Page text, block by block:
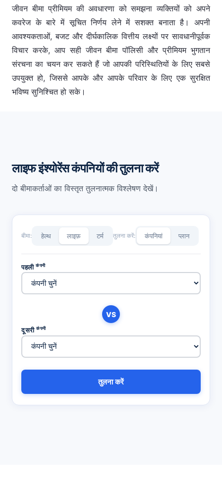
जीवन बीमा प्रीमियम की अवधारणा को समझना व्यक्तियों को अपने
कवरेज के बारे में सूचित निर्णय लेने में सशक्त बनाता है। अपनी
आवश्यकताओं, बजट और दीर्घकालिक वित्तीय लक्ष्यों पर सावधानीपूर्वक
विचार करके, आप सही जीवन बीमा पॉलिसी और प्रीमियम भुगतान
संरचना का चयन कर सकते हैं जो आपकी परिस्थितियों के लिए सबसे
उपयुक्त हो, जिससे आपके और आपके परिवार के लिए एक सुरक्षित
भविष्य सुनिश्चित हो सके।
लाइफ इंश्योरेंस कंपनियों की तुलना करें
दो बीमाकर्ताओं का विस्तृत तुलनात्मक विश्लेषण देखें।
बीमा: हेल्थ लाइफ़ टर्म तुलना करें: कंपनियां प्लान
पहली कंपनी
VS
दूसरी कंपनी
तुलना करें